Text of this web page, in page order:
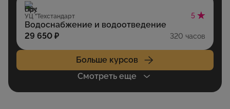
УЦ "Техстандарт 5
Водоснабжение и водоотведение
29 650 ₽
320 часов
Больше курсов
Смотреть еще